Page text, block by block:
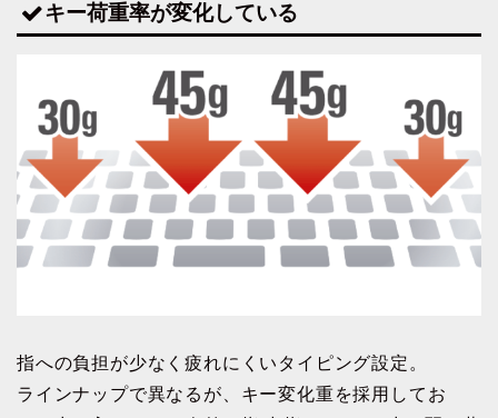
キー荷重率が変化している
指への負担が少なく疲れにくいタイピング設定。
ラインナップで異なるが、キー変化重を採用してお